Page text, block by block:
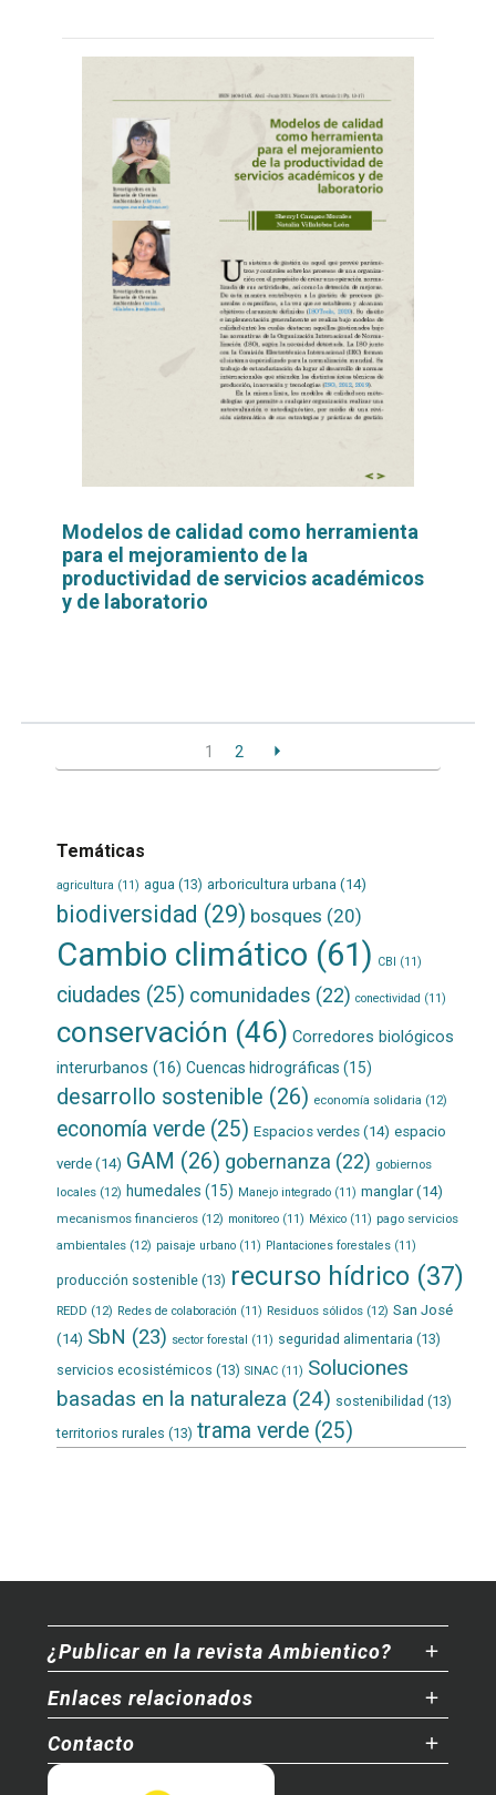
Modelos de calidad como herramienta
para el mejoramiento de la
productividad de servicios académicos
y de laboratorio
1 2
Temáticas
agricultura (11) agua (13) arboricultura urbana (14)
biodiversidad (29) bosques (20)
Cambio climático (61) CBI (11)
ciudades (25) comunidades (22) conectividad (11)
conservación (46) Corredores biológicos
interurbanos (16) Cuencas hidrográficas (15)
desarrollo sostenible (26) economía solidaria (12)
economía verde(25) Espacios verdes(14) espacio
verde(14) GAM (26) gobernanza (22) gobiernos
locales(12) humedales (15) Manejo integrado(11) manglar(14)
mecanismos financieros(12) monitoreo(11) México(11) pago servicios
ambientales(12) paisaje urbano(11) Plantaciones forestales(11)
producción sostenible(13) recurso hídrico(37)
REDD (12) Redes de colaboración (11) Residuos sólidos(12) San José
(14) SbN (23) sector forestal (11) seguridad alimentaria (13)
servicios ecosistémicos (13) SINAC(11) Soluciones
basadas en la naturaleza (24) sostenibilidad (13)
territorios rurales (13) trama verde(25)
¿Publicar en la revista Ambientico?
Enlaces relacionados
Contacto